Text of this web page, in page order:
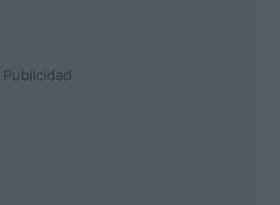
Publicidad